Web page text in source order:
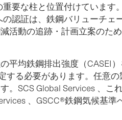
要な柱と位置付けています
認証は、鉄鋼バリューチェ
活動の追跡・計画立案のた
平均鉄鋼排出強度（CASEI
する必要があります。任意の
。SCS Global Services 、こ
、GSCC®鉄鋼気候基準